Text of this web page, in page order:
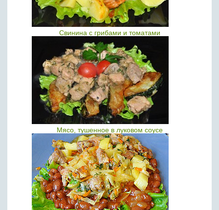
Свинина с грибами и томатами
Мясо, тушенное в луковом соусе